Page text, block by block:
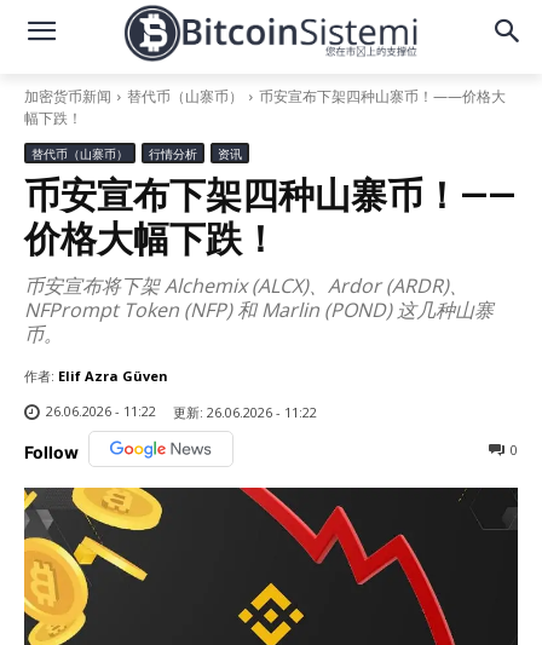
加密货币新闻 替代币（山寨币）
币安宣布下架四种山寨币！——价格大
幅下跌！
替代币（山寨币） 行情分析 资讯
币安宣布下架四种山寨币！——
价格大幅下跌！
币安宣布将下架 Alchemix (ALCX)、Ardor (ARDR)、
NFPrompt Token (NFP) 和 Marlin (POND) 这几种山寨
币。
作者: Elif Azra Güven
26.06.2026 - 11:22
更新: 26.06.2026 - 11:22
Follow 0